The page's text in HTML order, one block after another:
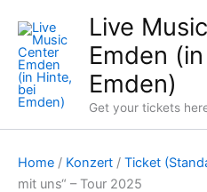
content
Live
Emden
Emden)
Get your tickets
Home / Konzert / Ticket
mit uns“ – Tour 2025